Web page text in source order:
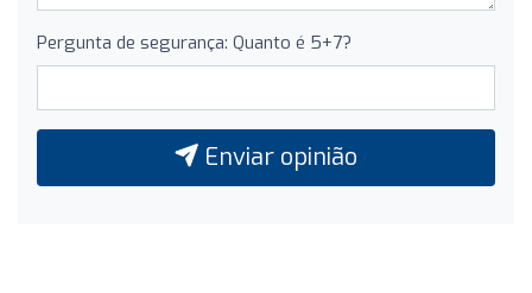
Pergunta de segurança: Quanto é 5+7?
Enviar opinião